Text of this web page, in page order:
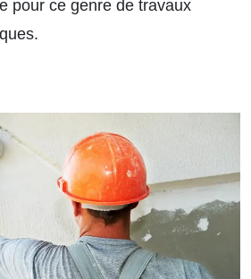
pour ce genre de travaux